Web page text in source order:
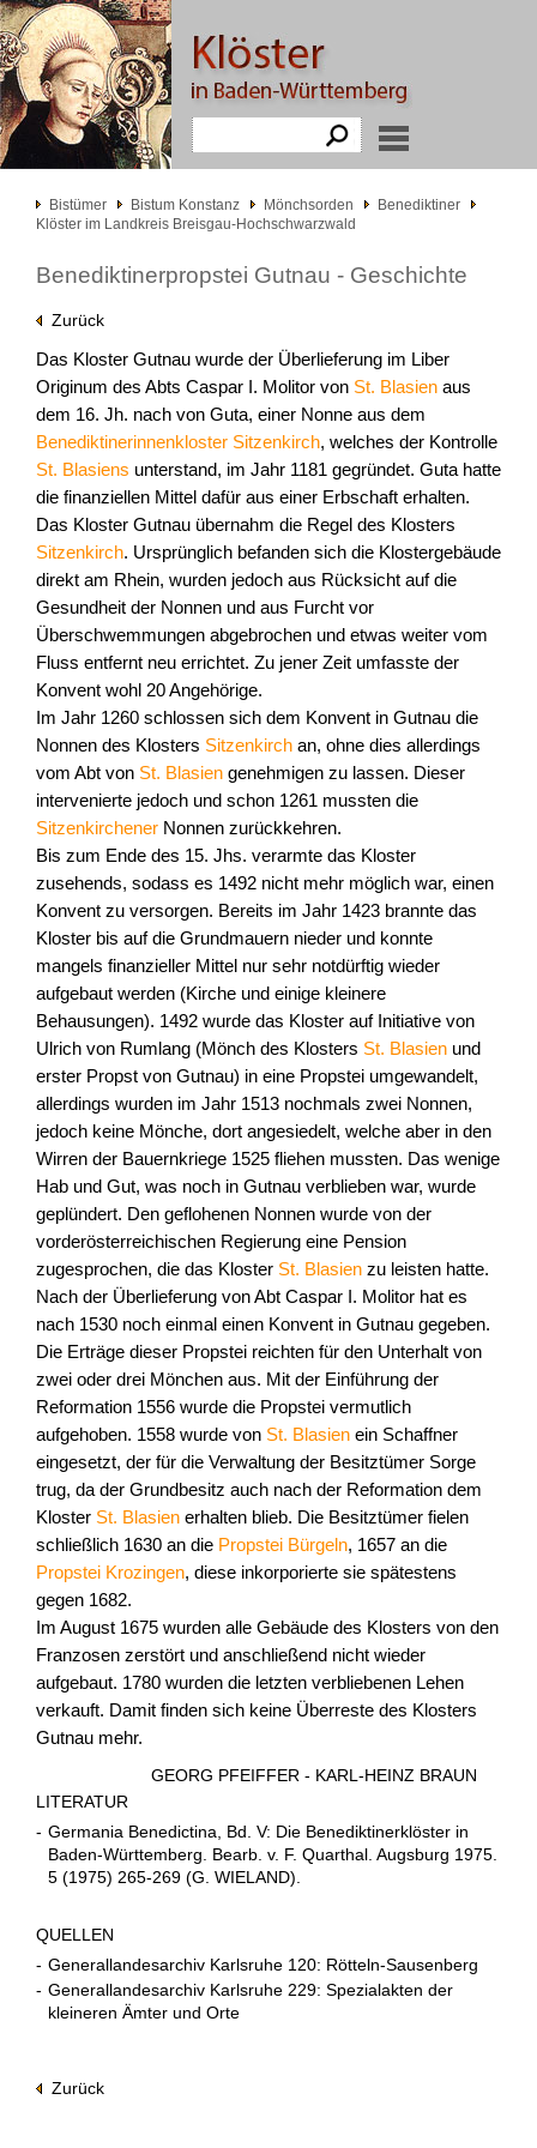
Bistümer Bistum Konstanz Mönchsorden
Benediktiner
Klöster im Landkreis Breisgau-Hochschwarzwald
Benediktinerpropstei Gutnau - Geschichte
Zurück
Das Kloster Gutnau wurde der Überlieferung im Liber
Originum des Abts Caspar I. Molitor von St. Blasien aus
dem 16. Jh. nach von Guta, einer Nonne aus dem
Benediktinerinnenkloster Sitzenkirch, welches der Kontrolle
St. Blasiens unterstand, im Jahr 1181 gegründet. Guta hatte
die finanziellen Mittel dafür aus einer Erbschaft erhalten.
Das Kloster Gutnau übernahm die Regel des Klosters
Sitzenkirch. Ursprünglich befanden sich die Klostergebäude
direkt am Rhein, wurden jedoch aus Rücksicht auf die
Gesundheit der Nonnen und aus Furcht vor
Überschwemmungen abgebrochen und etwas weiter vom
Fluss entfernt neu errichtet. Zu jener Zeit umfasste der
Konvent wohl 20 Angehörige.
Im Jahr 1260 schlossen sich dem Konvent in Gutnau die
Nonnen des Klosters Sitzenkirch an, ohne dies allerdings
vom Abt von St. Blasien genehmigen zu lassen. Dieser
intervenierte jedoch und schon 1261 mussten die
Sitzenkirchener Nonnen zurückkehren.
Bis zum Ende des 15. Jhs. verarmte das Kloster
zusehends, sodass es 1492 nicht mehr möglich war, einen
Konvent zu versorgen. Bereits im Jahr 1423 brannte das
Kloster bis auf die Grundmauern nieder und konnte
mangels finanzieller Mittel nur sehr notdürftig wieder
aufgebaut werden (Kirche und einige kleinere
Behausungen). 1492 wurde das Kloster auf Initiative von
Ulrich von Rumlang (Mönch des Klosters St. Blasien und
erster Propst von Gutnau) in eine Propstei umgewandelt,
allerdings wurden im Jahr 1513 nochmals zwei Nonnen,
jedoch keine Mönche, dort angesiedelt, welche aber in den
Wirren der Bauernkriege 1525 fliehen mussten. Das wenige
Hab und Gut, was noch in Gutnau verblieben war, wurde
geplündert. Den geflohenen Nonnen wurde von der
vorderösterreichischen Regierung eine Pension
zugesprochen, die das Kloster St. Blasien zu leisten hatte.
Nach der Überlieferung von Abt Caspar I. Molitor hat es
nach 1530 noch einmal einen Konvent in Gutnau gegeben.
Die Erträge dieser Propstei reichten für den Unterhalt von
zwei oder drei Mönchen aus. Mit der Einführung der
Reformation 1556 wurde die Propstei vermutlich
aufgehoben. 1558 wurde von St. Blasien ein Schaffner
eingesetzt, der für die Verwaltung der Besitztümer Sorge
trug, da der Grundbesitz auch nach der Reformation dem
Kloster St. Blasien erhalten blieb. Die Besitztümer fielen
schließlich 1630 an die Propstei Bürgeln, 1657 an die
Propstei Krozingen, diese inkorporierte sie spätestens
gegen 1682.
Im August 1675 wurden alle Gebäude des Klosters von den
Franzosen zerstört und anschließend nicht wieder
aufgebaut. 1780 wurden die letzten verbliebenen Lehen
verkauft. Damit finden sich keine Überreste des Klosters
Gutnau mehr.
GEORG PFEIFFER - KARL-HEINZ BRAUN
LITERATUR
- Germania Benedictina, Bd. V: Die Benediktinerklöster in
Baden-Württemberg. Bearb. v. F. Quarthal. Augsburg 1975.
5 (1975) 265-269 (G. WIELAND).
QUELLEN
- Generallandesarchiv Karlsruhe 120: Rötteln-Sausenberg
- Generallandesarchiv Karlsruhe 229: Spezialakten der
kleineren Ämter und Orte
Zurück